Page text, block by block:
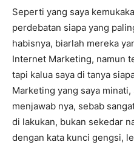
Seperti yang saya
perdebatan siapa yang
habisnya, biarlah mereka
Internet Marketing, namun
tapi kalua saya di tanya
Marketing yang saya
menjawab nya, sebab
di lakukan, bukan sekedar
dengan kata kunci gengsi,